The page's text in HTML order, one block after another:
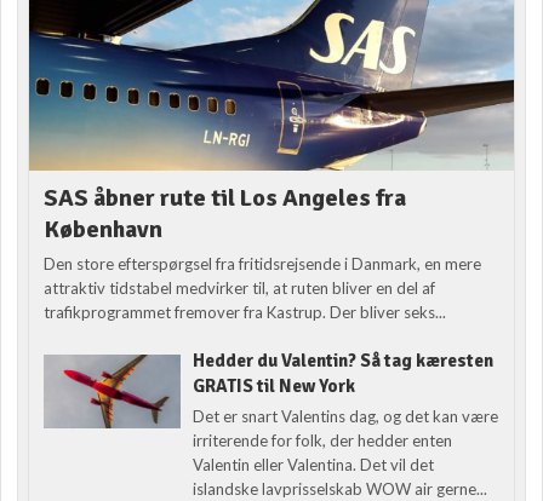
SAS åbner rute til Los Angeles fra
København
Den store efterspørgsel fra fritidsrejsende i Danmark, en mere
attraktiv tidstabel medvirker til, at ruten bliver en del af
trafikprogrammet fremover fra Kastrup. Der bliver seks...
Hedder du Valentin? Så tag kæresten
GRATIS til New York
Det er snart Valentins dag, og det kan være
irriterende for folk, der hedder enten
Valentin eller Valentina. Det vil det
islandske lavprisselskab WOW air gerne...